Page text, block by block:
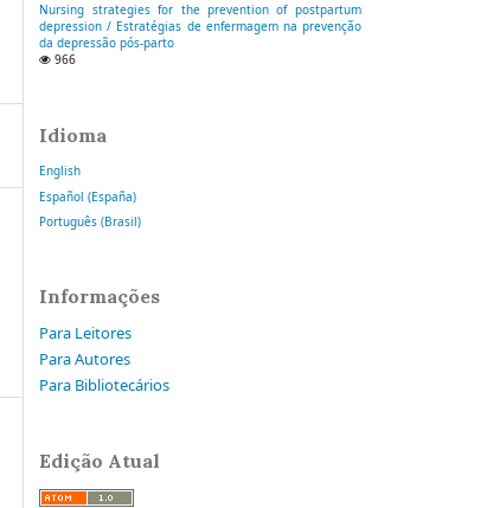
Nursing strategies for the prevention of postpartum
depression / Estratégias de enfermagem na prevenção
da depressão pós-parto
966
Idioma
English
Español (España)
Português (Brasil)
Informações
Para Leitores
Para Autores
Para Bibliotecários
Edição Atual